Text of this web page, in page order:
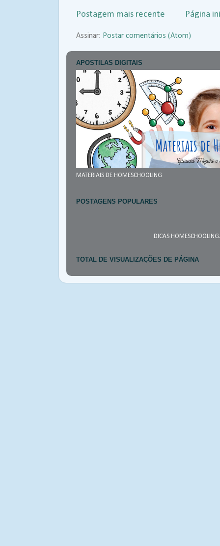
Postagem mais recente Página
Assinar: Postar comentários (Atom)
APOSTILAS DIGITAIS
MATERIAIS DE HOMESCHOOLING
POSTAGENS POPULARES
DICAS
TOTAL DE VISUALIZAÇÕES DE PÁGINA